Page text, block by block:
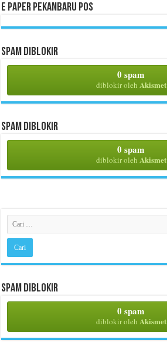
E Paper Pekanbaru Pos
Spam Diblokir
0 spam
diblokir oleh Akismet
Spam Diblokir
0 spam
diblokir oleh Akismet
Spam Diblokir
0 spam
diblokir oleh Akismet